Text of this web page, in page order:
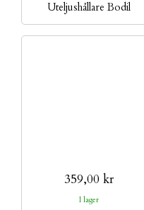
Uteljushållare Bodil
359,00 kr
I lager